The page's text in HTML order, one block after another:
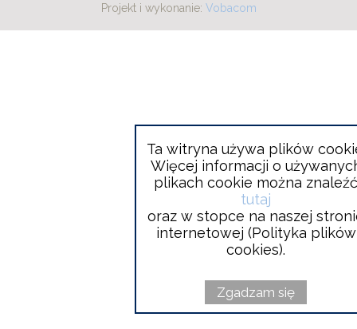
Ta witryna używa plików
Więcej informacji o
plikach cookie można znaleźć
tutaj
oraz w stopce na naszej
internetowej (Polityka plików
cookies).
Zgadzam się
Projekt i wykonanie: Will
in
Vobacom